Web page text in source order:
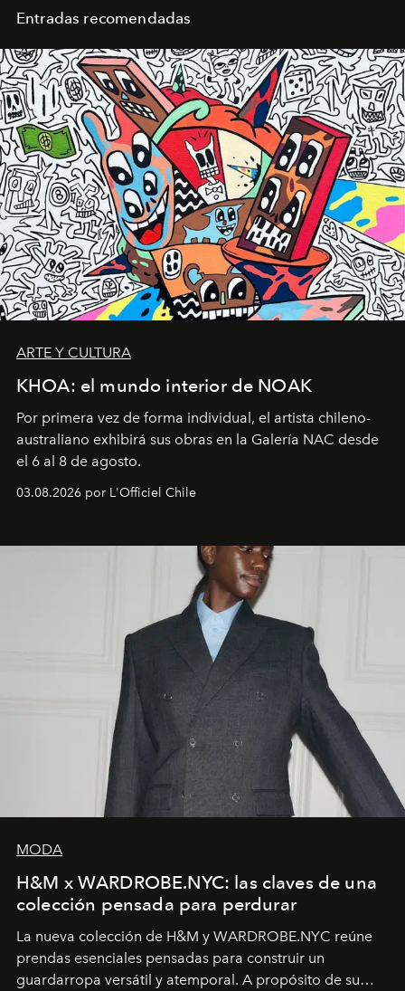
Entradas recomendadas
ARTE Y CULTURA
KHOA: el mundo interior de NOAK
Por primera vez de forma individual, el artista chileno-
australiano exhibirá sus obras en la Galería NAC desde
el 6 al 8 de agosto.
03.08.2026 por L'Officiel Chile
MODA
H&M x WARDROBE.NYC: las claves de una
colección pensada para perdurar
La nueva colección de H&M y WARDROBE.NYC reúne
prendas esenciales pensadas para construir un
guardarropa versátil y atemporal. A propósito de su